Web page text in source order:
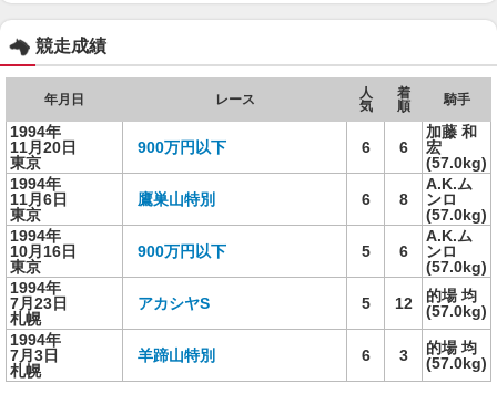
競走成績
年月日 レース
人
気
着
順
騎手
1994年
11月20日
東京
900万円以下 6 6
加藤 和
宏
(57.0kg)
1994年
11月6日
東京
鷹巣山特別 6 8
A.K.ム
ンロ
(57.0kg)
1994年
10月16日
東京
900万円以下 5 6
A.K.ム
ンロ
(57.0kg)
1994年
7月23日
札幌
アカシヤS 5 12
的場 均
(57.0kg)
1994年
7月3日
札幌
羊蹄山特別 6 3
的場 均
(57.0kg)